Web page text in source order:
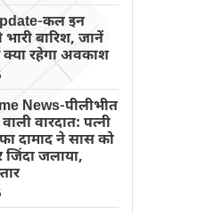
कल इन
भारी बारिश, जानें
रहेगा अवकाश
News-पीलीभीत
वारदात: पत्नी
दामाद ने सास को
जलाया,